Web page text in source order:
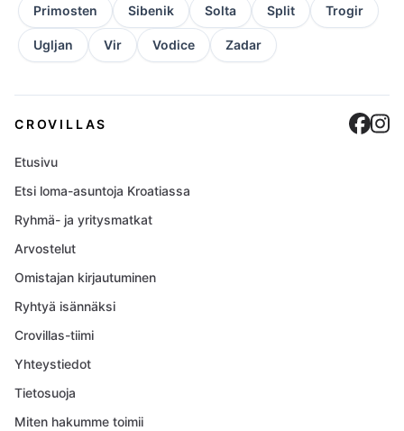
Primosten Sibenik Solta Split Trogir
Ugljan Vir Vodice Zadar
CROVILLAS
Etusivu
Etsi loma-asuntoja Kroatiassa
Ryhmä- ja yritysmatkat
Arvostelut
Omistajan kirjautuminen
Ryhtyä isännäksi
Crovillas-tiimi
Yhteystiedot
Tietosuoja
Miten hakumme toimii